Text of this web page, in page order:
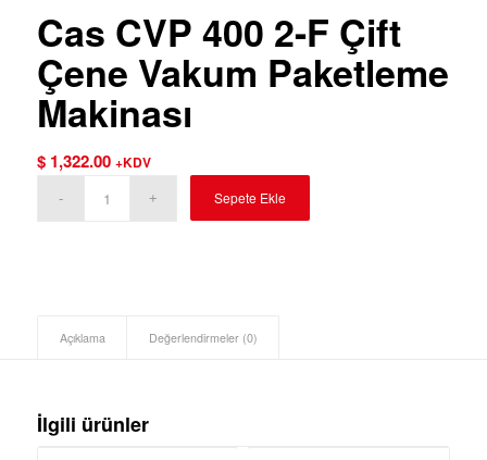
Cas CVP 400 2-F Çift
Çene Vakum Paketleme
Makinası
$1,322.00 +KDV
Sepete Ekle
Açıklama Değerlendirmeler (0)
İlgili ürünler